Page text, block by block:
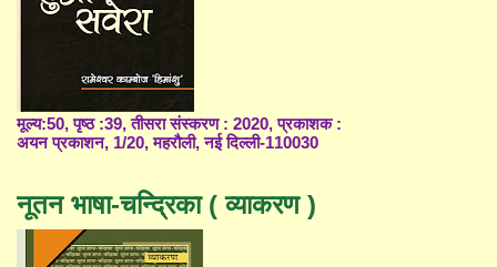
मूल्य:50, पृष्ठ :39, तीसरा संस्करण : 2020, प्रकाशक :
अयन प्रकाशन, 1/20, महरौली, नई दिल्ली-110030
नूतन भाषा-चन्द्रिका ( व्याकरण )